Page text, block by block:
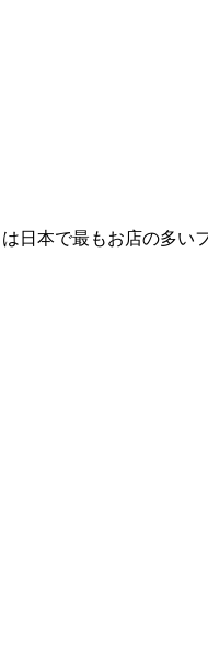
日本で最もお店の多い